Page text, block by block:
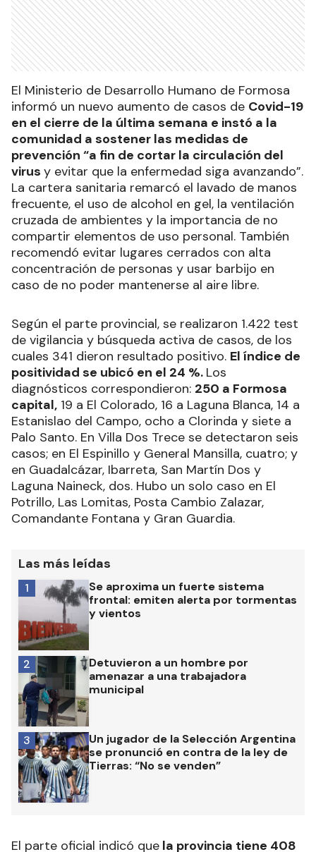
El Ministerio de Desarrollo Humano de Formosa
informó un nuevo aumento de casos de Covid-19
en el cierre de la última semana e instó a la
comunidad a sostener las medidas de
prevención “a fin de cortar la circulación del
virus y evitar que la enfermedad siga avanzando”.
La cartera sanitaria remarcó el lavado de manos
frecuente, el uso de alcohol en gel, la ventilación
cruzada de ambientes y la importancia de no
compartir elementos de uso personal. También
recomendó evitar lugares cerrados con alta
concentración de personas y usar barbijo en
caso de no poder mantenerse al aire libre.
Según el parte provincial, se realizaron 1.422 test
de vigilancia y búsqueda activa de casos, de los
cuales 341 dieron resultado positivo. El índice de
positividad se ubicó en el 24 %. Los
diagnósticos correspondieron: 250 a Formosa
capital, 19 a El Colorado, 16 a Laguna Blanca, 14 a
Estanislao del Campo, ocho a Clorinda y siete a
Palo Santo. En Villa Dos Trece se detectaron seis
casos; en El Espinillo y General Mansilla, cuatro; y
en Guadalcázar, Ibarreta, San Martín Dos y
Laguna Naineck, dos. Hubo un solo caso en El
Potrillo, Las Lomitas, Posta Cambio Zalazar,
Comandante Fontana y Gran Guardia.
Las más leídas
Se aproxima un fuerte sistema
frontal: emiten alerta por tormentas
y vientos
1
Detuvieron a un hombre por
amenazar a una trabajadora
municipal
2
Un jugador de la Selección Argentina
se pronunció en contra de la ley de
Tierras: “No se venden”
3
El parte oficial indicó que la provincia tiene 408